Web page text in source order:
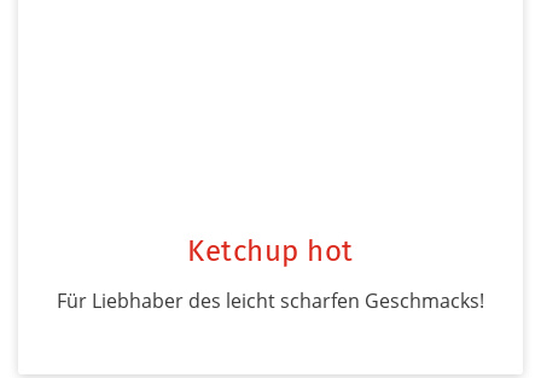
Ketchup hot
Für Liebhaber des leicht scharfen Geschmacks!